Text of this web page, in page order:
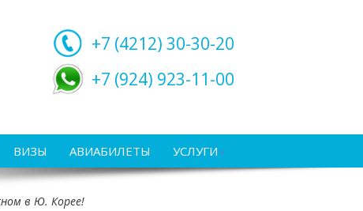
+7 (4212) 30-30-20
+7 (924) 923-11-00
ВИЗЫ АВИАБИЛЕТЫ УСЛУГИ
в Ю. Корее!